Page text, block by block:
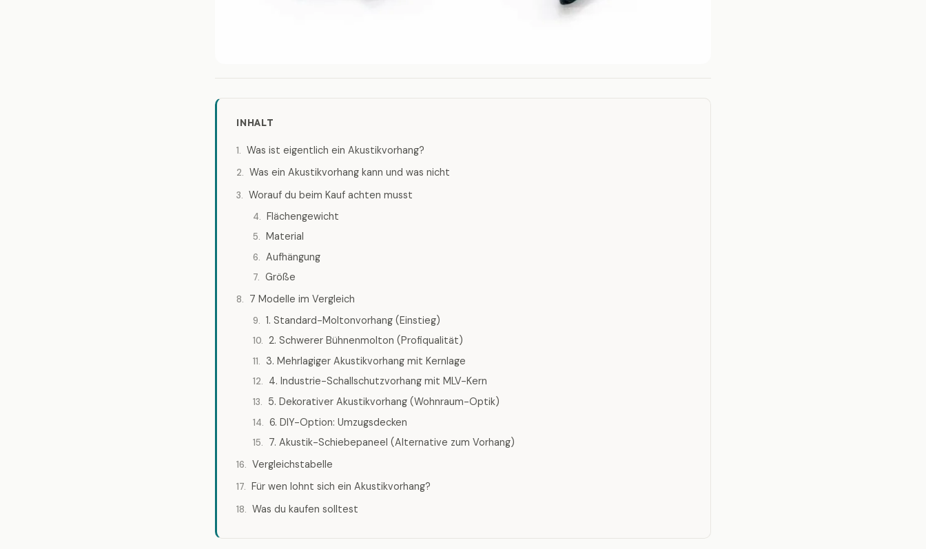
INHALT
Was ist eigentlich ein Akustikvorhang?
Was ein Akustikvorhang kann und was nicht
Worauf du beim Kauf achten musst
Flächengewicht
Material
Aufhängung
Größe
7 Modelle im Vergleich
1. Standard-Moltonvorhang (Einstieg)
2. Schwerer Bühnenmolton (Profiqualität)
3. Mehrlagiger Akustikvorhang mit Kernlage
4. Industrie-Schallschutzvorhang mit MLV-Kern
5. Dekorativer Akustikvorhang (Wohnraum-Optik)
6. DIY-Option: Umzugsdecken
7. Akustik-Schiebepaneel (Alternative zum Vorhang)
Vergleichstabelle
Für wen lohnt sich ein Akustikvorhang?
Was du kaufen solltest